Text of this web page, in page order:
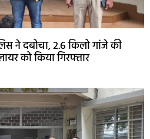
ने दबोचा, 2.6 किलो गांजे की
को किया गिरफ्तार